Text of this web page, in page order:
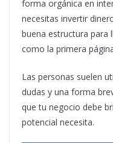
forma orgánica en
necesitas invertir
buena estructura para
como la primera
Las personas suelen
dudas y una forma
que tu negocio debe
potencial necesita.